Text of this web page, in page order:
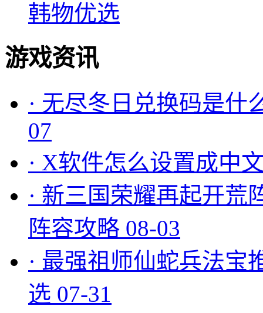
韩物优选
游戏资讯
· 无尽冬日兑换码是什
07
· X软件怎么设置成中
· 新三国荣耀再起开荒
阵容攻略 08-03
· 最强祖师仙蛇兵法宝
选 07-31